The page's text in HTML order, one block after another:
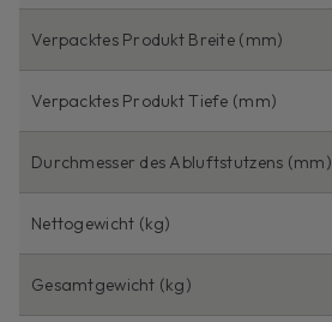
Verpacktes Produkt Breite (mm)
Verpacktes Produkt Tiefe (mm)
Durchmesser des Abluftstutzens (mm)
Nettogewicht (kg)
Gesamtgewicht (kg)